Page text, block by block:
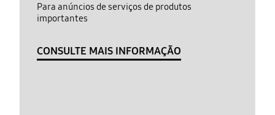
Para anúncios de serviços de produtos
importantes
CONSULTE MAIS INFORMAÇÃO